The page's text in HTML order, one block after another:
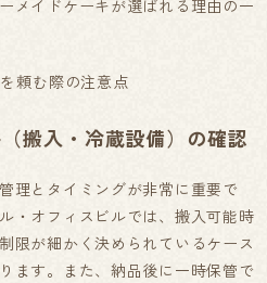
メイドケーキが選ばれる理由の一
頼む際の注意点
搬入・冷蔵設備）の確認
理とタイミングが非常に重要で
・オフィスビルでは、搬入可能時
限が細かく決められているケース
ます。また、納品後に一時保管で